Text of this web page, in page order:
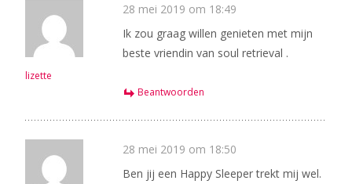
lizette
28 mei 2019 om 18:49
Ik zou graag willen genieten met mijn
beste vriendin van soul retrieval .
Beantwoorden
28 mei 2019 om 18:50
Ben jij een Happy Sleeper trekt mij wel.